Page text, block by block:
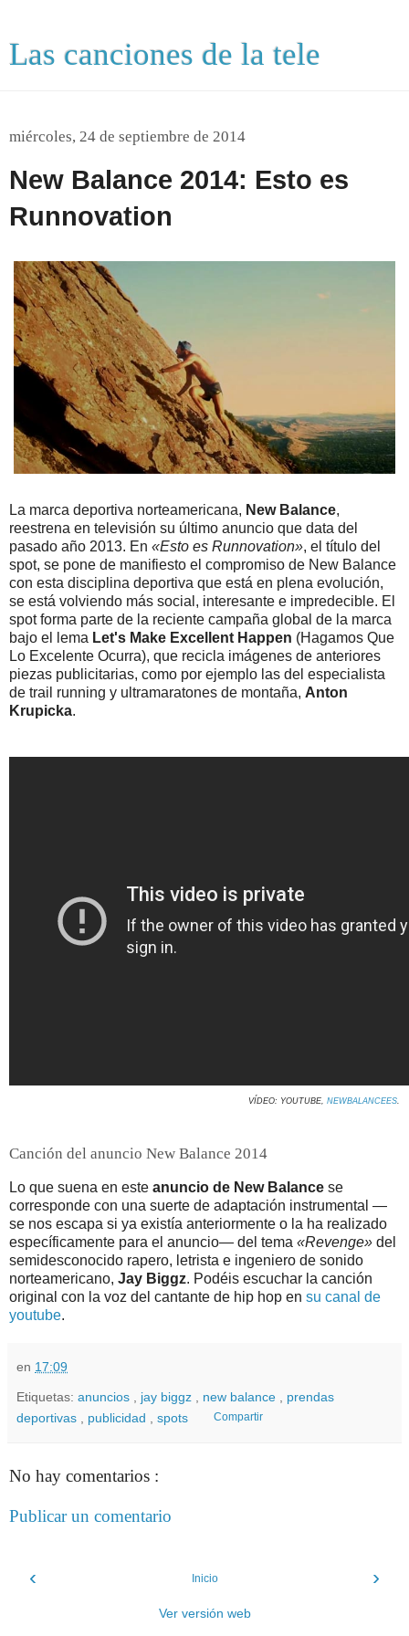
Las canciones de la tele
miércoles, 24 de septiembre de 2014
New Balance 2014: Esto es
Runnovation
La marca deportiva norteamericana, New Balance,
reestrena en televisión su último anuncio que data del
pasado año 2013. En «Esto es Runnovation», el título del
spot, se pone de manifiesto el compromiso de New Balance
con esta disciplina deportiva que está en plena evolución,
se está volviendo más social, interesante e impredecible. El
spot forma parte de la reciente campaña global de la marca
bajo el lema Let's Make Excellent Happen (Hagamos Que
Lo Excelente Ocurra), que recicla imágenes de anteriores
piezas publicitarias, como por ejemplo las del especialista
de trail running y ultramaratones de montaña, Anton
Krupicka.
VÍDEO: YOUTUBE, NEWBALANCEES
Canción del anuncio New Balance 2014
Lo que suena en este anuncio de New Balance se
corresponde con una suerte de adaptación instrumental —
se nos escapa si ya existía anteriormente o la ha realizado
específicamente para el anuncio— del tema «Revenge» del
semidesconocido rapero, letrista e ingeniero de sonido
norteamericano, Jay Biggz. Podéis escuchar la canción
original con la voz del cantante de hip hop en su canal de
youtube.
en 17:09
Etiquetas: anuncios jay biggz new balance
prendas
deportivas
publicidad spots Compartir
No hay comentarios :
Publicar un comentario
‹ ›
Inicio
Ver versión web